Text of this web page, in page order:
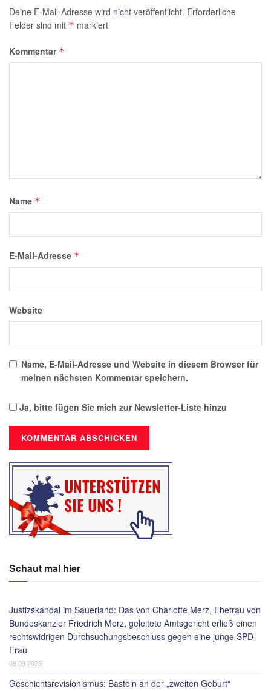
Deine E-Mail-Adresse wird nicht veröffentlicht. Erforderliche
Felder sind mit * markiert
Kommentar *
Name *
E-Mail-Adresse *
Website
Name, E-Mail-Adresse und Website in diesem Browser für
meinen nächsten Kommentar speichern.
Ja, bitte fügen Sie mich zur Newsletter-Liste hinzu
Schaut mal hier
Justizskandal im Sauerland: Das von Charlotte Merz, Ehefrau von
Bundeskanzler Friedrich Merz, geleitete Amtsgericht erließ einen
rechtswidrigen Durchsuchungsbeschluss gegen eine junge SPD-
Frau
08.09.2025
Geschichtsrevisionismus: Basteln an der „zweiten Geburt“